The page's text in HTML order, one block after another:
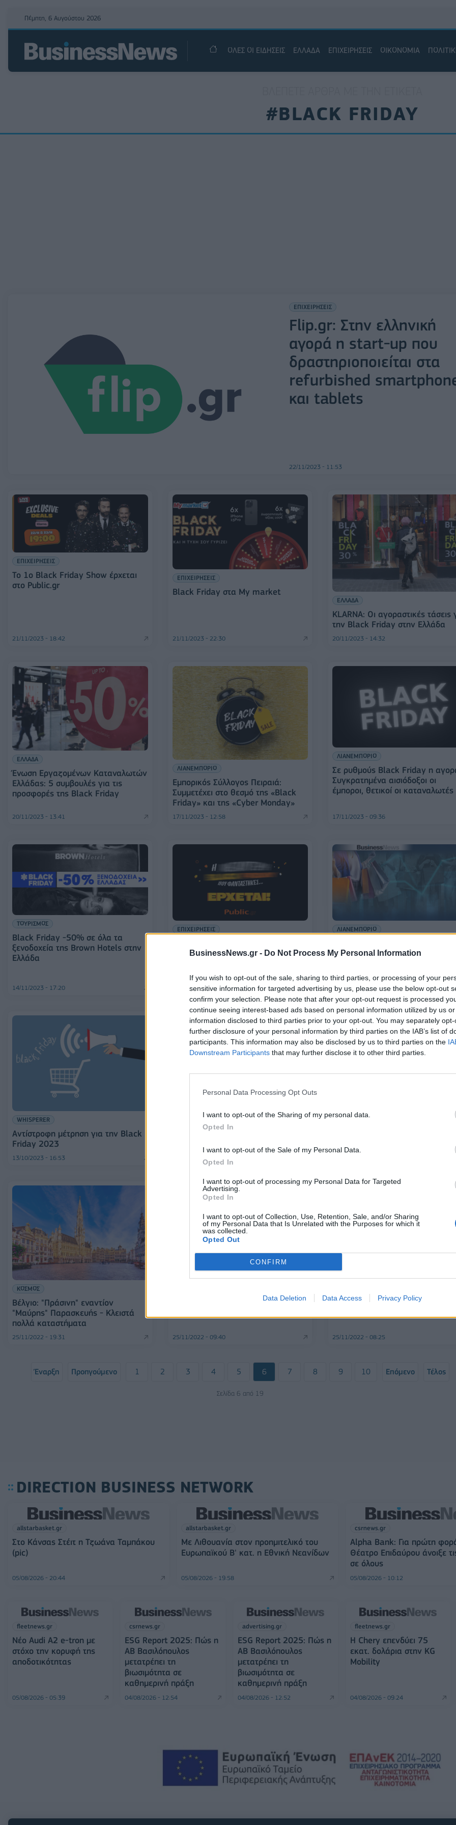
BusinessNews.gr - Do Not Process My Personal Information
If you wish to opt-out of the sale, sharing to third parties, or processing of your
sensitive information for targeted advertising by us, please use the below opt-out
confirm your selection. Please note that after your opt-out request is processed
continue seeing interest-based ads based on personal information utilized by us
information disclosed to third parties prior to your opt-out. You may separately
further disclosure of your personal information by third parties on the IAB’s list of
participants. This information may also be disclosed by us to third parties on the
Downstream Participants that may further disclose it to other third parties.
Personal Data Processing Opt Outs
I want to opt-out of the Sharing of my personal data.
Opted In
I want to opt-out of the Sale of my Personal Data.
Opted In
I want to opt-out of processing my Personal Data for Targeted
Advertising.
Opted In
I want to opt-out of Collection, Use, Retention, Sale, and/or Sharing
of my Personal Data that Is Unrelated with the Purposes for which it
was collected.
Opted Out
CONFIRM
Data Deletion Data Access Privacy Policy
Πέμπτη, 6 Αυγούστου 2026
ΟΛΕΣ ΟΙ ΕΙΔΗΣΕΙΣ ΕΛΛΑΔΑ ΕΠΙΧΕΙΡΗΣΕΙΣ ΟΙΚΟΝΟΜΙΑ
#BLACK FRIDAY
ΕΠΙΧΕΙΡΗΣΕΙΣ
Flip.gr: Στην ελληνική
αγορά η start-up που
δραστηριοποιείται στα
refurbished
και tablets
22/11/2023 - 11:53
ΕΠΙΧΕΙΡΗΣΕΙΣ
Το 1o Black Friday Show έρχεται
στο Public.gr
21/11/2023 - 18:42
ΕΠΙΧΕΙΡΗΣΕΙΣ
Black Friday στα My market
21/11/2023 - 22:30
ΕΛΛΑΔΑ
KLARNA: Οι αγοραστικές τάσεις
την Black Friday στην Ελλάδα
20/11/2023 - 14:32
ΕΛΛΑΔΑ
Ένωση Εργαζομένων Καταναλωτών
Ελλάδας: 5 συμβουλές για τις
προσφορές της Black Friday
20/11/2023 - 13:41
ΛΙΑΝΕΜΠΟΡΙΟ
Εμπορικός Σύλλογος Πειραιά:
Συμμετέχει στο θεσμό της «Black
Friday» και της «Cyber Monday»
17/11/2023 - 12:58
ΛΙΑΝΕΜΠΟΡΙΟ
Σε ρυθμούς Black Friday η
Συγκρατημένα αισιόδοξοι οι
έμποροι, θετικοί οι καταναλωτές
17/11/2023 - 09:36
ΤΟΥΡΙΣΜΟΣ
Black Friday -50% σε όλα τα
ξενοδοχεία της Brown Hotels στην
Ελλάδα
14/11/2023 - 17:20
ΕΠΙΧΕΙΡΗΣΕΙΣ
καταναλωτών διέθεσαν πάνω από
Black Friday
06/11/2023 - 16:40
ΛΙΑΝΕΜΠΟΡΙΟ
Νοέμβριος, με Black Friday και
από τους καταναλωτές
04/11/2023 - 18:00
WHISPERER
Αντίστροφη μέτρηση για την Black
Friday 2023
13/10/2023 - 16:53
ΕΠΙΧΕΙΡΗΣΕΙΣ
οι τιμές την φετινή Black Friday
06/12/2022 - 13:32
λιανεμπορίου από την Black
ΚΟΣΜΟΣ
Βέλγιο: "Πράσινη" εναντίον
"Μαύρης" Παρασκευής - Κλειστά
πολλά καταστήματα
25/11/2022 - 19:31
ΕΠΙΧΕΙΡΗΣΕΙΣ
τιμές εισιτηρίων από 9,90 ευρώ
25/11/2022 - 09:40
Κlarna: Τί περιμένει για την
μήνες της στην Ελλάδα
25/11/2022 - 08:25
Έναρξη Προηγούμενο 1 2 3 4 5 6 7 8 9 10 Επόμενο Τέλος
Σελίδα 6 από 19
DIRECTION BUSINESS NETWORK
allstarbasket.gr
Στο Κάνσας Στέιτ η Τζωάνα Ταμπάκου
(pic)
05/08/2026 - 20:44
allstarbasket.gr
Με Λιθουανία στον προημιτελικό του
Ευρωπαϊκού Β' κατ. η Εθνική Νεανίδων
05/08/2026 - 19:58
csrnews.gr
Alpha Bank: Για πρώτη
Θέατρο Επιδαύρου άνοιξε
σε όλους
05/08/2026 - 10:12
fleetnews.gr
Νέο Audi A2 e-tron με
στόχο την κορυφή της
αποδοτικότητας
05/08/2026 - 05:39
csrnews.gr
ESG Report 2025: Πώς η
ΑΒ Βασιλόπουλος
μετατρέπει τη
βιωσιμότητα σε
καθημερινή πράξη
04/08/2026 - 12:54
advertising.gr
ESG Report 2025: Πώς η
ΑΒ Βασιλόπουλος
μετατρέπει τη
βιωσιμότητα σε
καθημερινή πράξη
04/08/2026 - 12:52
fleetnews.gr
Η Chery επενδύει 75
εκατ. δολάρια στην KG
Mobility
04/08/2026 - 09:24